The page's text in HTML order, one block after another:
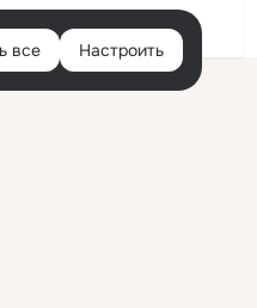
все Настроить